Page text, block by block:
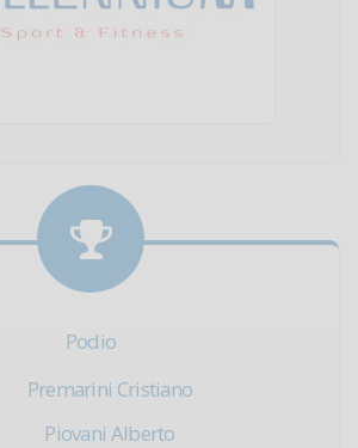
Podio
Premarini Cristiano
Piovani Alberto